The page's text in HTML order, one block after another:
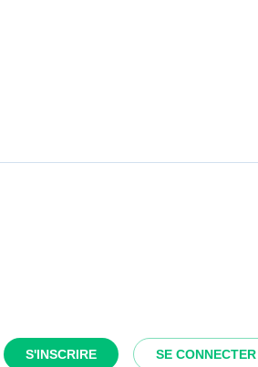
S'INSCRIRE SE CONNECTER